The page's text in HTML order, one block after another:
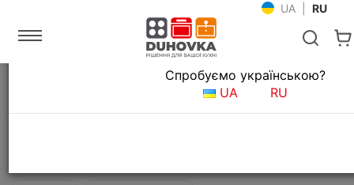
UA RU
Мойки и смесители Кухонные мойки
Кухонная мойка CM Glamour 57X45 12802
Язык магазина
Спробуємо українською?
UA
RU